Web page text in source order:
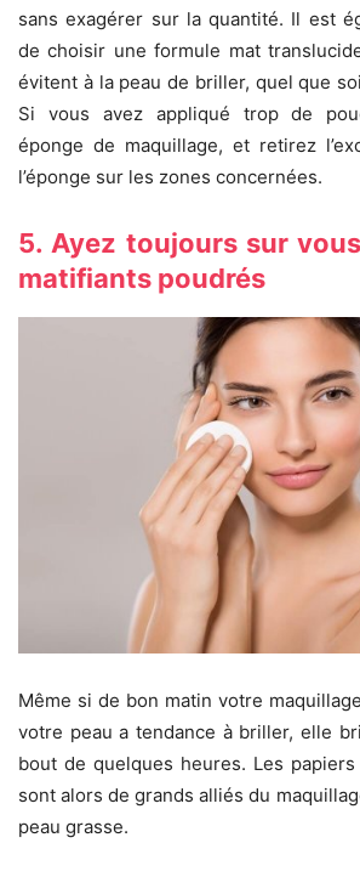
sans exagérer sur la quantité. Il est
de choisir une formule mat
évitent à la peau de briller, quel que
Si vous avez appliqué trop de
éponge de maquillage, et retirez
l’éponge sur les zones concernées.
5. Ayez toujours sur
matifiants poudrés
Même si de bon matin votre
votre peau a tendance à briller, elle
bout de quelques heures. Les
sont alors de grands alliés du
peau grasse.